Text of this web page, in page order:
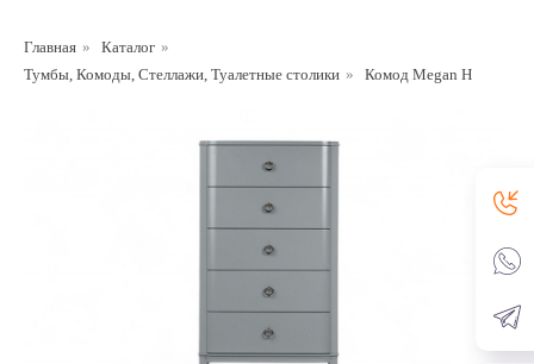
Главная » Каталог »
Тумбы, Комоды, Стеллажи, Туалетные столики » Комод Megan H